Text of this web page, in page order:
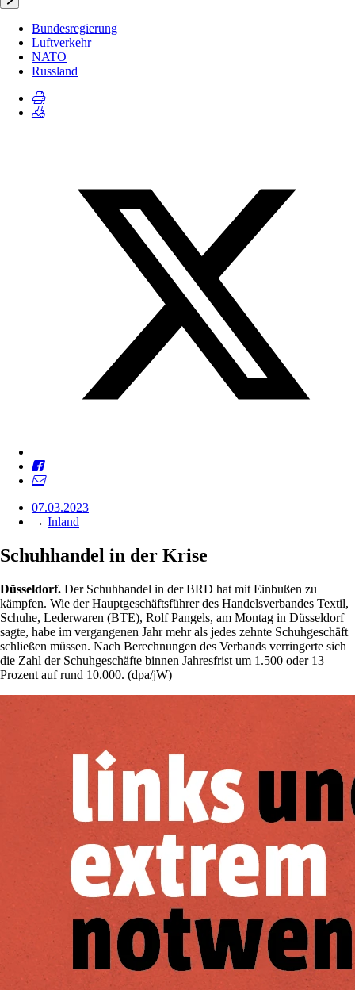
Bundesregierung
Luftverkehr
NATO
Russland
07.03.2023
→ Inland
Schuhhandel in der Krise
Düsseldorf. Der Schuhhandel in der BRD hat mit Einbußen zu
kämpfen. Wie der Hauptgeschäftsführer des Handelsverbandes Textil,
Schuhe, Lederwaren (BTE), Rolf Pangels, am Montag in Düsseldorf
sagte, habe im vergangenen Jahr mehr als jedes zehnte Schuhgeschäft
schließen müssen. Nach Berechnungen des Verbands verringerte sich
die Zahl der Schuhgeschäfte binnen Jahresfrist um 1.500 oder 13
Prozent auf rund 10.000. (dpa/jW)